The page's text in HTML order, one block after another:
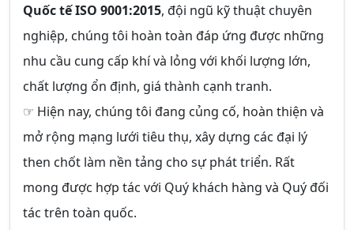
Quốc tế ISO 9001:2015, đội ngũ kỹ thuật chuyên
nghiệp, chúng tôi hoàn toàn đáp ứng được những
nhu cầu cung cấp khí và lỏng với khối lượng lớn,
chất lượng ổn định, giá thành cạnh tranh.
☞ Hiện nay, chúng tôi đang củng cố, hoàn thiện và
mở rộng mạng lưới tiêu thụ, xây dựng các đại lý
then chốt làm nền tảng cho sự phát triển. Rất
mong được hợp tác với Quý khách hàng và Quý đối
tác trên toàn quốc.